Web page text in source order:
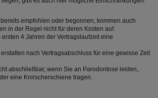
empfohlen oder begonnen, kommen auch
in der Regel nicht für deren Kosten auf.
4 Jahren der Vertragslaufzeit eine
nach Vertragsabschluss für eine gewisse Zeit
abschließbar, wenn Sie an Parodontose leiden,
eine Knirscherschiene tragen.